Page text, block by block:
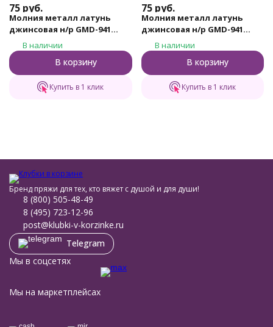
75 руб.
Молния металл латунь
джинсовая н/р GMD-941
Gamma, тип 4, 18 см (315 -
Хаки)
В наличии
В корзину
Купить в 1 клик
75 руб.
Молния металл латунь
джинсовая н/р GMD-941
Gamma, тип 4, 18 см (185 -
Небесно - синий)
В наличии
В корзину
Купить в 1 клик
Бренд пряжи для тех, кто вяжет с душой и для души!
8 (800) 505-48-49
8 (495) 723-12-96
post@klubki-v-korzinke.ru
Telegram
Мы в соцсетях
Мы на маркетплейсах